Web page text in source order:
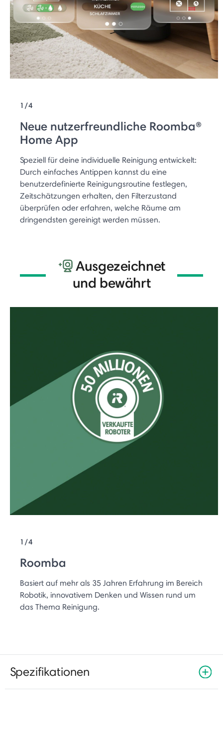
1/4
Neue nutzerfreundliche Roomba®
Home App
Speziell für deine individuelle Reinigung entwickelt:
Durch einfaches Antippen kannst du eine
benutzerdefinierte Reinigungsroutine festlegen,
Zeitschätzungen erhalten, den Filterzustand
überprüfen oder erfahren, welche Räume am
dringendsten gereinigt werden müssen.
Ausgezeichnet
und bewährt
1/4
Roomba
Basiert auf mehr als 35 Jahren Erfahrung im Bereich
Robotik, innovativem Denken und Wissen rund um
das Thema Reinigung.
Spezifikationen